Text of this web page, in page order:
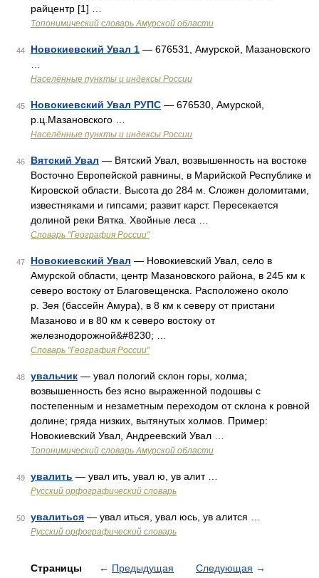
райцентр [1] …
Топонимический словарь Амурской области
44 Новокиевский Увал 1 — 676531, Амурской, Мазановского
Населённые пункты и индексы России
45 Новокиевский Увал РУПС — 676530, Амурской,
р.ц.Мазановского …
Населённые пункты и индексы России
46 Вятский Увал — Вятский Увал, возвышенность на востоке
Восточно Европейской равнины, в Марийской Республике и
Кировской области. Высота до 284 м. Сложен доломитами,
известняками и гипсами; развит карст. Пересекается
долиной реки Вятка. Хвойные леса …
Словарь "География России"
47 Новокиевский Увал — Новокиевский Увал, село в
Амурской области, центр Мазановского района, в 245 км к
северо востоку от Благовещенска. Расположено около
р. Зея (бассейн Амура), в 8 км к северу от пристани
Мазаново и в 80 км к северо востоку от
железнодорожной&#8230; …
Словарь "География России"
48 увальчик — увал пологий склон горы, холма;
возвышенность без ясно выраженной подошвы с
постепенным и незаметным переходом от склона к ровной
долине; гряда низких, вытянутых холмов. Пример:
Новокиевский Увал, Андреевский Увал …
Топонимический словарь Амурской области
49 увалить — увал ить, увал ю, ув алит …
Русский орфографический словарь
50 увалиться — увал иться, увал юсь, ув алится …
Русский орфографический словарь
Страницы ← Предыдущая Следующая →